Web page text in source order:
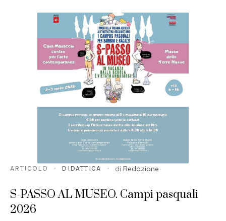
ARTICOLO DIDATTICA di Redazione
S-PASSO AL MUSEO. Campi pasquali
2026